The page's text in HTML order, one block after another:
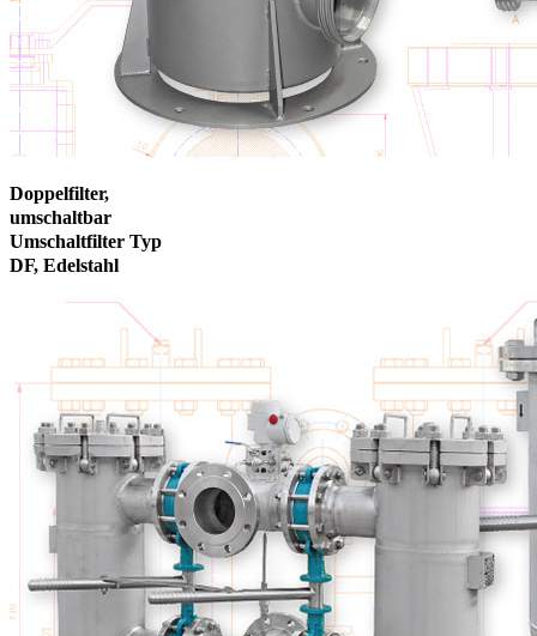
Doppelfilter,
umschaltbar
Umschaltfilter Typ
DF, Edelstahl